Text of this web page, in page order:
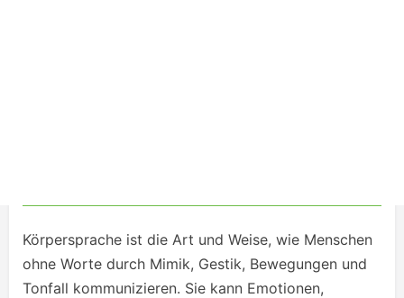
Körpersprache ist die Art und Weise, wie Menschen
ohne Worte durch Mimik, Gestik, Bewegungen und
Tonfall kommunizieren. Sie kann Emotionen,